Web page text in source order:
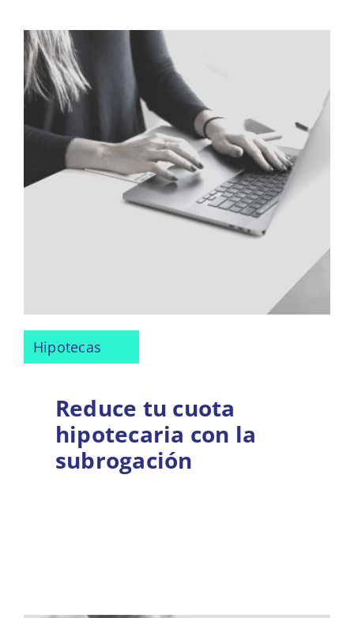
Hipotecas
Reduce tu cuota
hipotecaria con la
subrogación